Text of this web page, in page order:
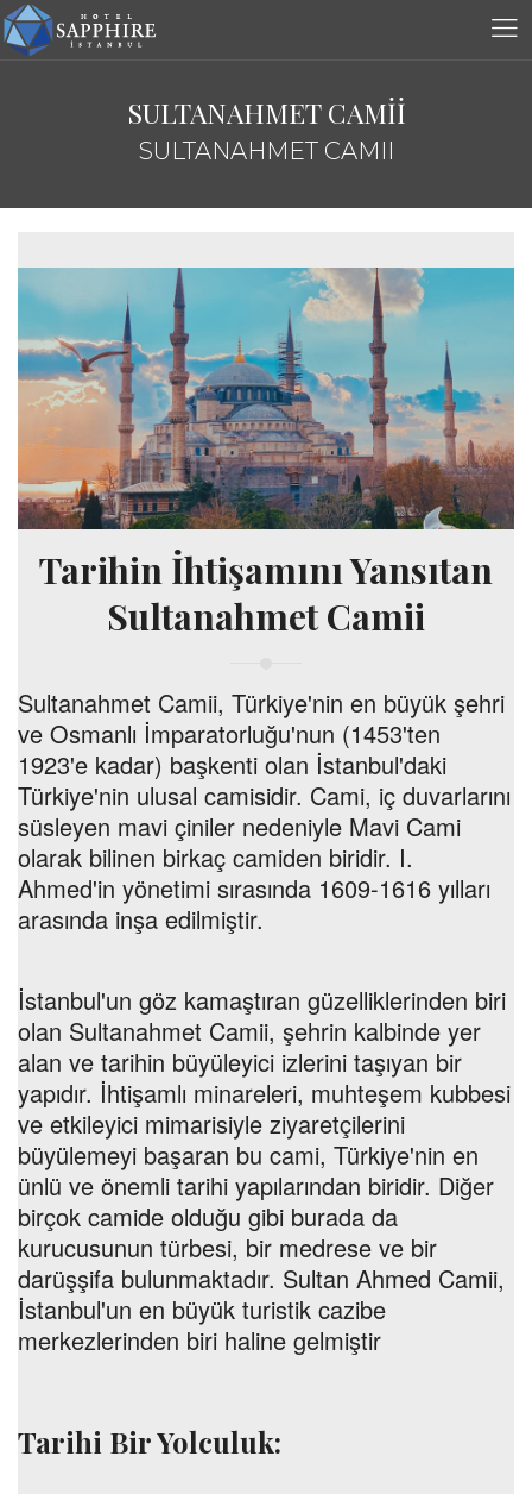
SULTANAHMET CAMİİ
SULTANAHMET CAMII
Tarihin İhtişamını Yansıtan
Sultanahmet Camii
Sultanahmet Camii, Türkiye'nin en büyük şehri
ve Osmanlı İmparatorluğu'nun (1453'ten
1923'e kadar) başkenti olan İstanbul'daki
Türkiye'nin ulusal camisidir. Cami, iç duvarlarını
süsleyen mavi çiniler nedeniyle Mavi Cami
olarak bilinen birkaç camiden biridir. I.
Ahmed'in yönetimi sırasında 1609-1616 yılları
arasında inşa edilmiştir.
İstanbul'un göz kamaştıran güzelliklerinden biri
olan Sultanahmet Camii, şehrin kalbinde yer
alan ve tarihin büyüleyici izlerini taşıyan bir
yapıdır. İhtişamlı minareleri, muhteşem kubbesi
ve etkileyici mimarisiyle ziyaretçilerini
büyülemeyi başaran bu cami, Türkiye'nin en
ünlü ve önemli tarihi yapılarından biridir. Diğer
birçok camide olduğu gibi burada da
kurucusunun türbesi, bir medrese ve bir
darüşşifa bulunmaktadır. Sultan Ahmed Camii,
İstanbul'un en büyük turistik cazibe
merkezlerinden biri haline gelmiştir
Tarihi Bir Yolculuk: